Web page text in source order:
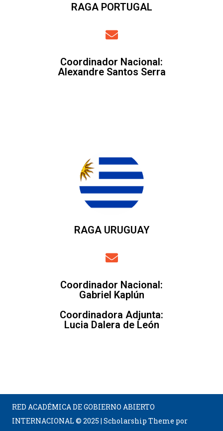
RAGA PORTUGAL
Coordinador Nacional:
Alexandre Santos Serra
RAGA URUGUAY
Coordinador Nacional:
Gabriel Kaplún
Coordinadora Adjunta:
Lucia Dalera de León
RED ACADÉMICA DE GOBIERNO ABIERTO
INTERNACIONAL © 2025 |Scholarship Theme por